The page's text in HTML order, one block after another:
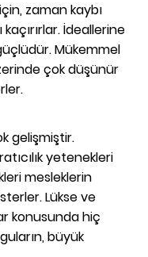
zaman kaybı
İdeallerine
Mükemmel
çok düşünür
gelişmiştir.
yetenekleri
mesleklerin
Lükse ve
konusunda hiç
büyük